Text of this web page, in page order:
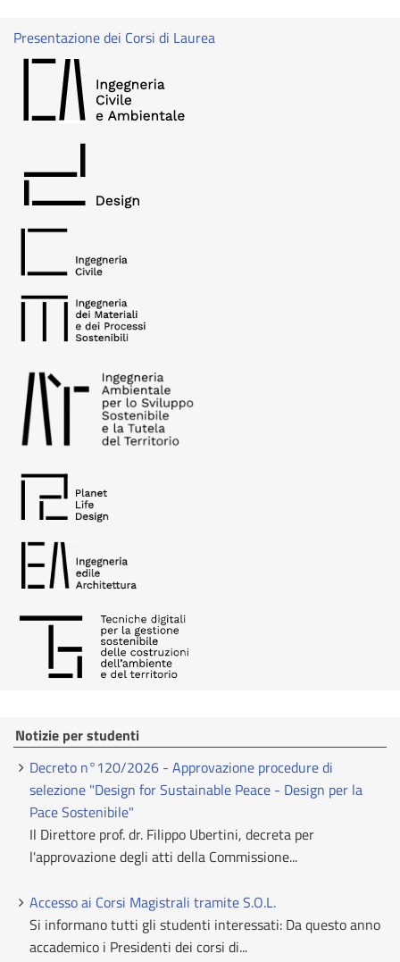
Presentazione dei Corsi di Laurea
Notizie per studenti
Decreto n°120/2026 - Approvazione procedure di
selezione "Design for Sustainable Peace - Design per la
Pace Sostenibile"
Il Direttore prof. dr. Filippo Ubertini, decreta per
l'approvazione degli atti della Commissione...
Accesso ai Corsi Magistrali tramite S.O.L.
Si informano tutti gli studenti interessati: Da questo anno
accademico i Presidenti dei corsi di...